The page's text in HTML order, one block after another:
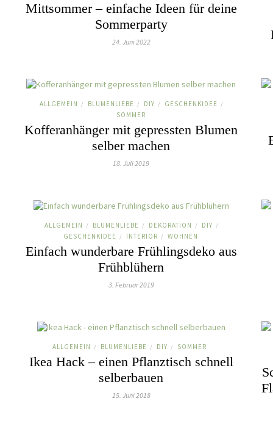
Mittsommer – einfache Ideen für deine
Sommerparty
24. Juni 2022
ALLGEMEIN / BLUMENLIEBE / DIY / GESCHENKIDEE /
SOMMER
Kofferanhänger mit gepressten Blumen
selber machen
18. Juli 2019
ALLGEMEIN / BLUMENLIEBE / DEKORATION / DIY /
GESCHENKIDEE / INTERIOR / WOHNEN
Einfach wunderbare Frühlingsdeko aus
Frühblühern
3. Februar 2019
ALLGEMEIN / BLUMENLIEBE / DIY / SOMMER
Ikea Hack – einen Pflanztisch schnell
selberbauen
15. Juni 2018